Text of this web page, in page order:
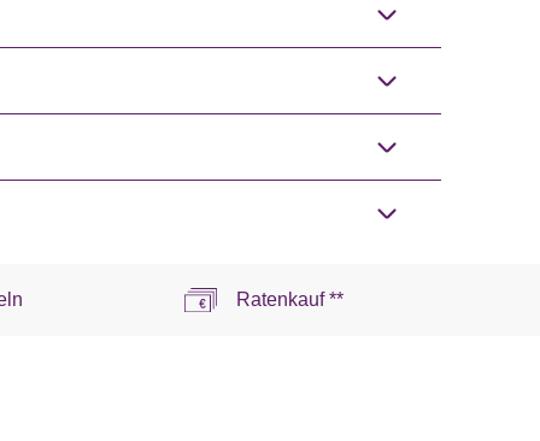
Ratenkauf **